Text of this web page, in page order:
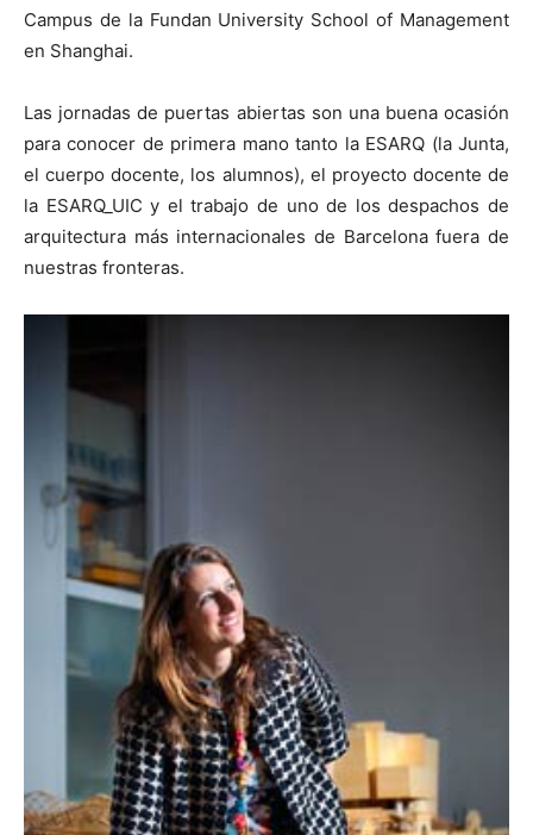
Campus de la Fundan University School of Management
en Shanghai.
Las jornadas de puertas abiertas son una buena ocasión
para conocer de primera mano tanto la ESARQ (la Junta,
el cuerpo docente, los alumnos), el proyecto docente de
la ESARQ_UIC y el trabajo de uno de los despachos de
arquitectura más internacionales de Barcelona fuera de
nuestras fronteras.